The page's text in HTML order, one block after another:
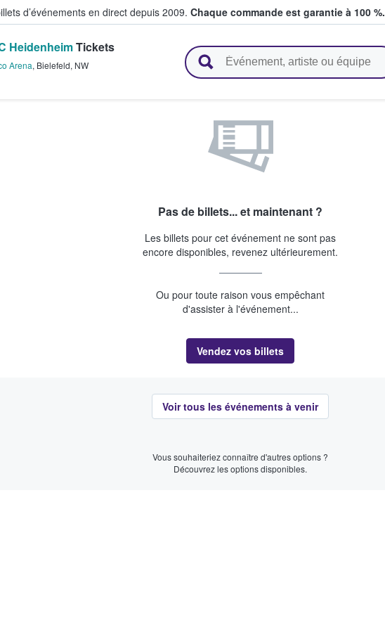
d’événements en direct depuis 2009. Chaque commande est garantie à 100 %.
achètent et vendent des billets
HeidenheimTickets
Arena, Bielefeld, NW
Pas de billets... et maintenant ?
Les billets pour cet événement ne sont pas
encore disponibles, revenez ultérieurement.
Ou pour toute raison vous empêchant
d'assister à l'événement...
Vendez vos billets
Voir tous les événements à venir
Vous souhaiteriez connaître d'autres options ?
Découvrez les options disponibles.